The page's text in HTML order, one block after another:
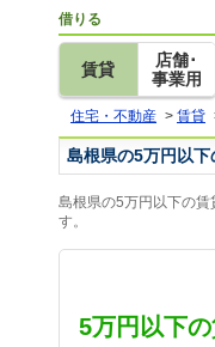
借りる
賃貸
店舗･
事業用
住宅・不動産 > 賃貸
島根県の5万円以
島根県の5万円以下の
す。
5万円以下